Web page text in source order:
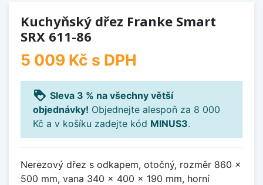
Kuchyňský dřez Franke Smart
SRX 611-86
5 009 Kč s DPH
loyalty Sleva 3 % na všechny větší
objednávky! Objednejte alespoň za 8 000
Kč a v košíku zadejte kód MINUS3.
Nerezový dřez s odkapem, otočný, rozměr 860 x
500 mm, vana 340 x 400 x 190 mm, horní